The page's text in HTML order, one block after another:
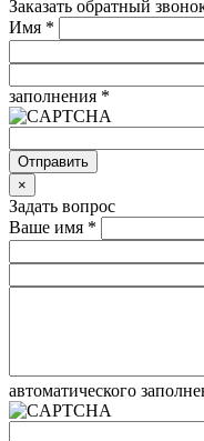
Заказать обратный
Имя *
заполнения *
Отправить
×
Задать вопрос
Ваше имя *
автоматического